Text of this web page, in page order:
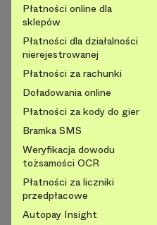
Płatności online dla
sklepów
Płatności dla działalności
nierejestrowanej
Płatności za rachunki
Doładowania online
Płatności za kody do gier
Bramka SMS
Weryfikacja dowodu
tożsamości OCR
Płatności za liczniki
przedpłacowe
Autopay Insight